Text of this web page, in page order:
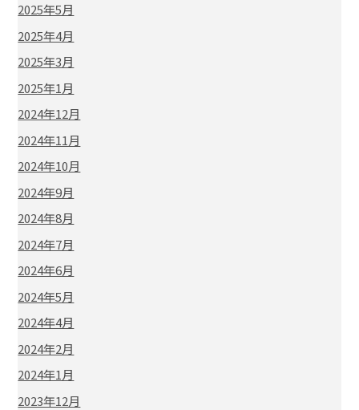
2025年5月
2025年4月
2025年3月
2025年1月
2024年12月
2024年11月
2024年10月
2024年9月
2024年8月
2024年7月
2024年6月
2024年5月
2024年4月
2024年2月
2024年1月
2023年12月